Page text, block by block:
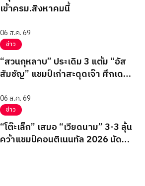
เข้าครม.สิงหาคมนี้
06 ส.ค. 69
ข่าว
“สวนกุหลาบ” ประเดิม 3 แต้ม “อัส
สัมชัญ” แชมป์เก่าสะดุดเจ๊า ศึกเดลิ
06 ส.ค. 69
ข่าว
“โต๊ะเล็ก” เสมอ “เวียดนาม” 3-3 ลุ้น
คว้าแชมป์คอนติเนนทัล 2026 นัด